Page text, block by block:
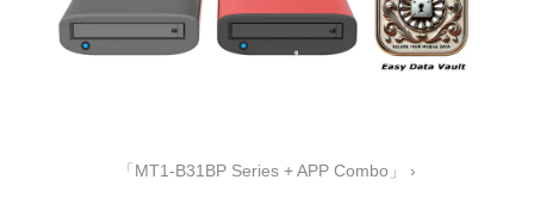
「MT1-B31BP Series + APP Combo」 ›